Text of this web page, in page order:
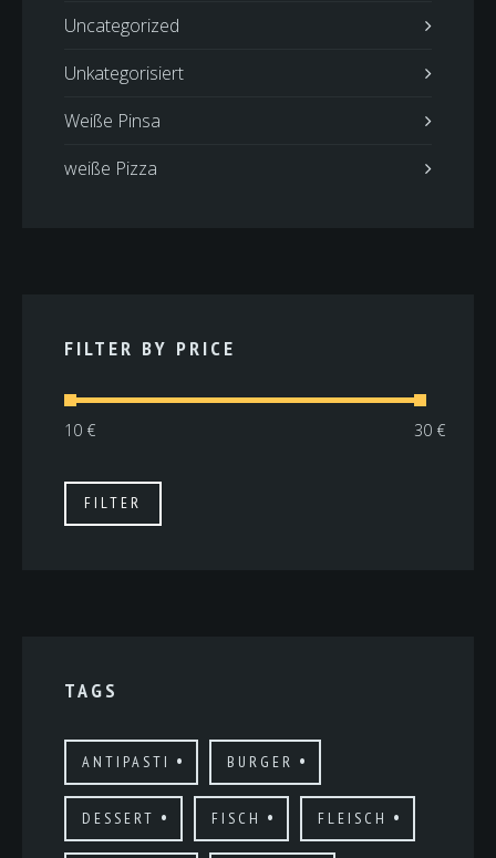
Uncategorized
Unkategorisiert
Weiße Pinsa
weiße Pizza
FILTER BY PRICE
FILTER
TAGS
ANTIPASTI BURGER
DESSERT FISCH FLEISCH